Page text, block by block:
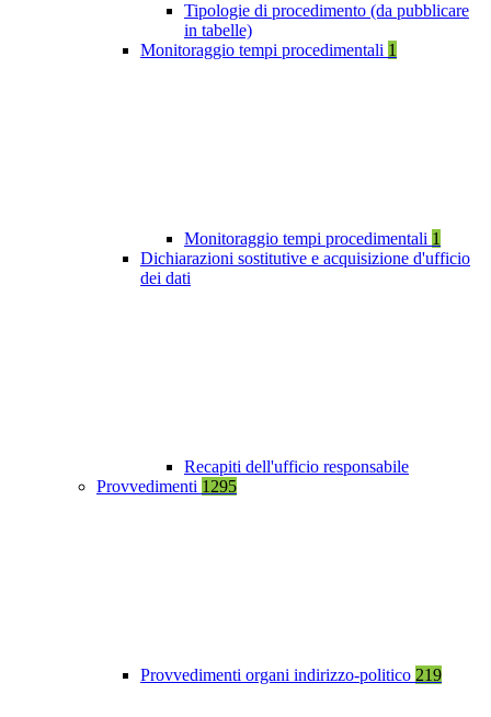
Tipologie di procedimento (da pubblicare
in tabelle)
Monitoraggio tempi procedimentali 1
Monitoraggio tempi procedimentali 1
Dichiarazioni sostitutive e acquisizione d'ufficio
dei dati
Recapiti dell'ufficio responsabile
Provvedimenti 1295
Provvedimenti organi indirizzo-politico 219